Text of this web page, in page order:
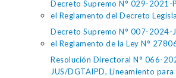
Decreto Supremo N° 029-2021-
el Reglamento del Decreto
Decreto Supremo N° 007-2024-
el Reglamento de la Ley N°
Resolución Directoral N° 066-
JUS/DGTAIPD, Lineamiento para